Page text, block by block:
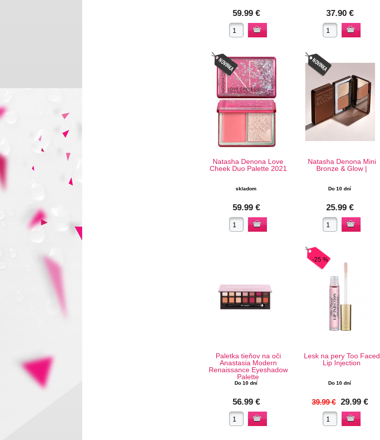
59.99 € 37.90 €
Natasha Denona Love
Cheek Duo Palette 2021
skladom
59.99 €
Natasha Denona Mini
Bronze & Glow |
Do 10 dní
25.99 €
Paletka tieňov na oči
Anastasia Modern
Renaissance Eyeshadow
Palette
Do 10 dní
56.99 €
-25 %
Lesk na pery Too Faced
Lip Injection
Do 10 dní
39.99 € 29.99 €